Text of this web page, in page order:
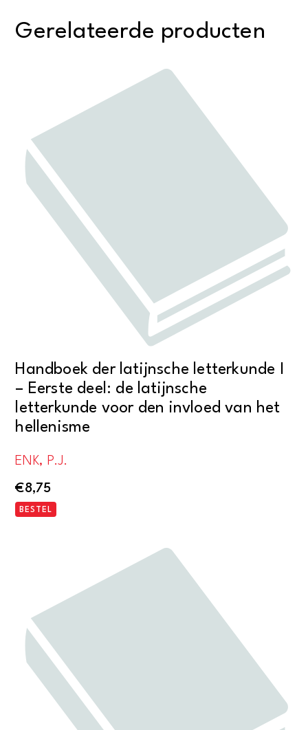
Gerelateerde producten
Handboek der latijnsche letterkunde I
– Eerste deel: de latijnsche
letterkunde voor den invloed van het
hellenisme
ENK, P.J.
€8,75
BESTEL